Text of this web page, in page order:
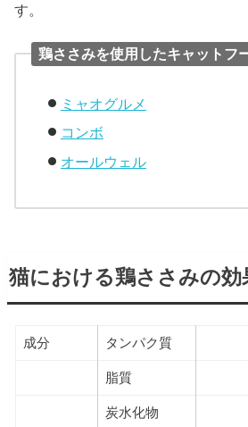
す。
鶏ささみを使用したキャットフ
ミャオグルメ
コンボ
オールウェル
猫における鶏ささみの効
成分 タンパク質
脂質
炭水化物